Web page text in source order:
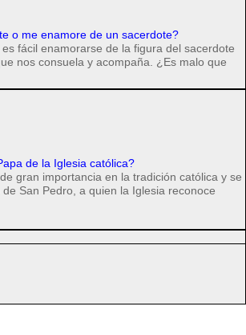
o me enamore de un sacerdote?
fácil enamorarse de la figura del sacerdote
nos consuela y acompaña. ¿Es malo que
de la Iglesia católica?
gran importancia en la tradición católica y se
San Pedro, a quien la Iglesia reconoce